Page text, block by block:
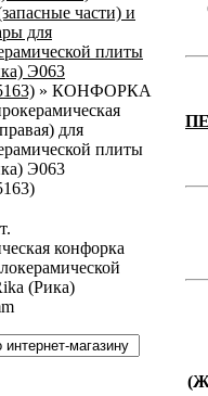
части) и
для
плиты
Э063
» КОНФОРКА
для
плиты
Э063
конфорка
(Рика)